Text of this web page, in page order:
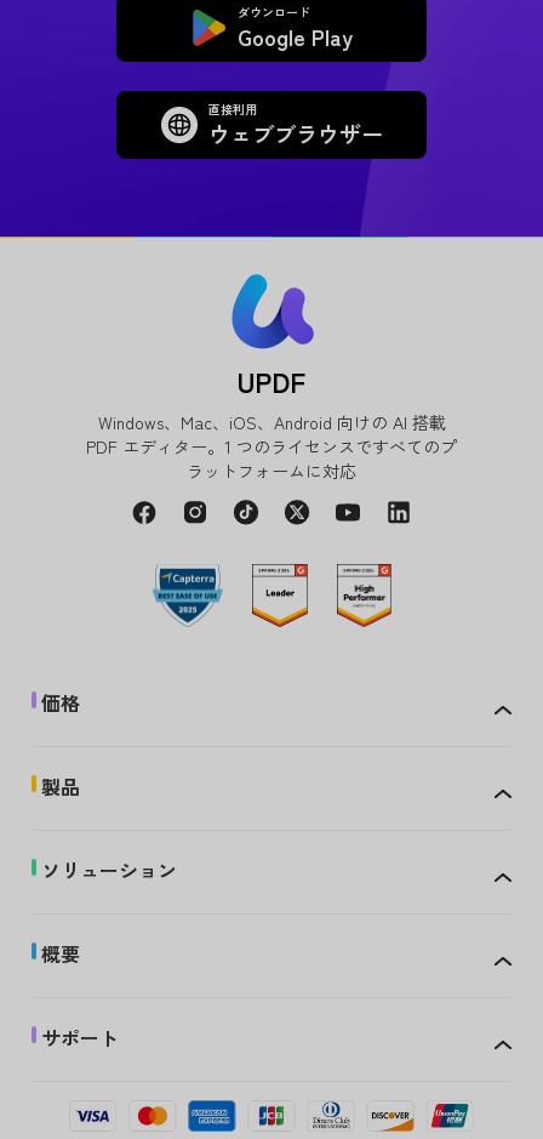
ダウンロード
Google Play
直接利用
ウェブブラウザー
UPDF
Windows、Mac、iOS、Android 向けの AI 搭載
PDF エディター。1 つのライセンスですべてのプ
ラットフォームに対応
価格
製品
ソリューション
概要
サポート